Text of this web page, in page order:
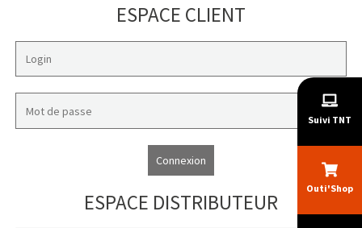
ESPACE CLIENT
Connexion
ESPACE DISTRIBUTEUR
Suivi TNT
Outi'Shop